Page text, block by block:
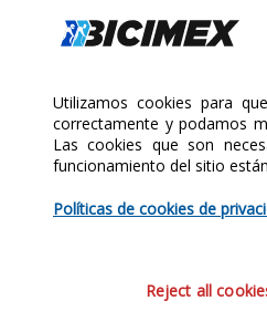
$35.00
Agregar
Políticas de privacidad
Políticas de devolución
Copyright 2025 Bicimex®. All rights
Agosto 8, 2026
Utilizamos cookies para
correctamente y podamos
Las cookies que son
funcionamiento del sitio
Políticas de cookies de
Reject all